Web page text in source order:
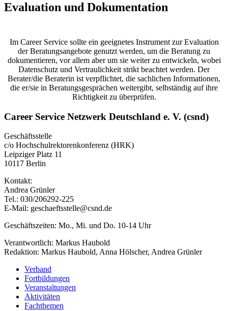
Evaluation und Dokumentation
Im Career Service sollte ein geeignetes Instrument zur Evaluation
der Beratungsangebote genutzt werden, um die Beratung zu
dokumentieren, vor allem aber um sie weiter zu entwickeln, wobei
Datenschutz und Vertraulichkeit strikt beachtet werden. Der
Berater/die Beraterin ist verpflichtet, die sachlichen Informationen,
die er/sie in Beratungsgesprächen weitergibt, selbständig auf ihre
Richtigkeit zu überprüfen.
Career Service Netzwerk Deutschland e. V. (csnd)
Geschäftsstelle
c/o Hochschulrektorenkonferenz (HRK)
Leipziger Platz 11
10117 Berlin
Kontakt:
Andrea Grünler
Tel.: 030/206292-225
E-Mail: geschaeftsstelle@csnd.de
Geschäftszeiten: Mo., Mi. und Do. 10-14 Uhr
Verantwortlich: Markus Haubold
Redaktion: Markus Haubold, Anna Hölscher, Andrea Grünler
Verband
Fortbildungen
Veranstaltungen
Aktivitäten
Fachthemen